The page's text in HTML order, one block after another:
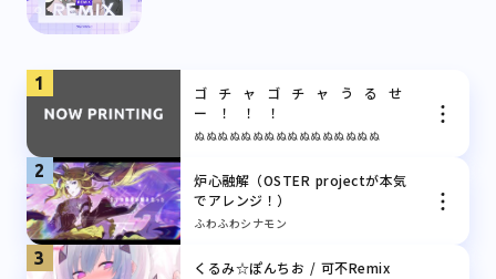
1
ゴ⠀チ⠀ャ⠀ゴ⠀チ⠀ャ⠀う⠀る⠀せ⠀
ー⠀！⠀！⠀！
ぬぬぬぬぬぬぬぬぬぬぬぬぬぬぬぬ
2
炉心融解（OSTER projectが本気
でアレンジ！）
ふわふわシナモン
3 くるみ☆ぽんちお / 可不Remix